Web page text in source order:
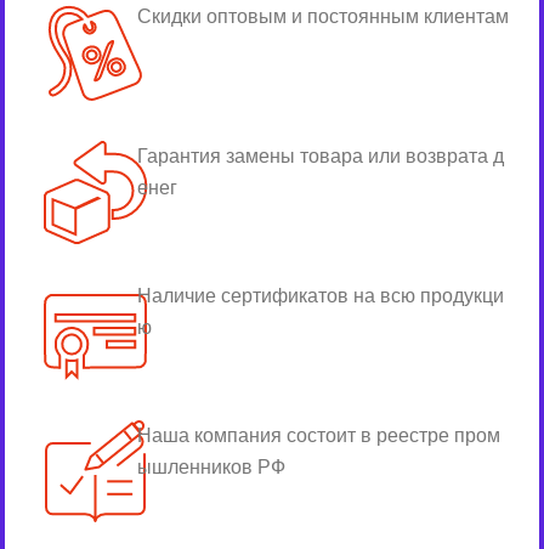
Скидки оптовым и постоянным клиентам
Гарантия замены товара или возврата д
енег
Наличие сертификатов на всю продукци
ю
Наша компания состоит в реестре пром
ышленников РФ